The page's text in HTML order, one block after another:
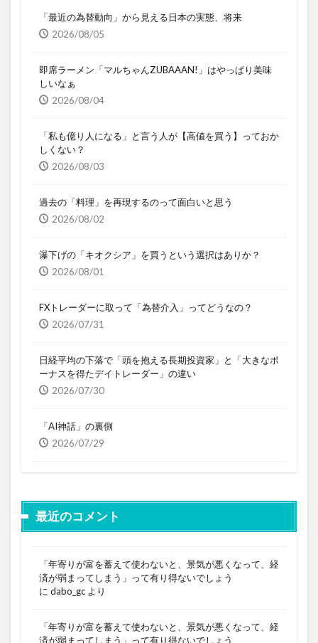
「最近の為替動向」から見える日本の実態、将来
2026/08/05
即席ラーメン「マルちゃんZUBAAAN!」はやっぱり美味
しいなぁ
2026/08/04
「私も億り人になる」と言う人が【高値を買う】っておか
しくない？
2026/08/03
過去の「料理」を再現するのって面白いと思う
2026/08/02
瀑下げの「キオクシア」を買うという選択はありか？
2026/08/01
FXトレーダーに取って「為替介入」ってどうなの？
2026/07/31
日経平均の下落で「頭を抱える長期投資家」と「大きなボ
ーナスを得たデイトレーダー」の違い
2026/07/30
「AI神話」の裏側
2026/07/29
最近のコメント
「年寄りが富を蓄えて使わないと、景気が悪くなって、経
済が弱まってしまう」って有り得ないでしょう
に dabo_gc より
「年寄りが富を蓄えて使わないと、景気が悪くなって、経
済が弱まってしまう」って有り得ないでしょう